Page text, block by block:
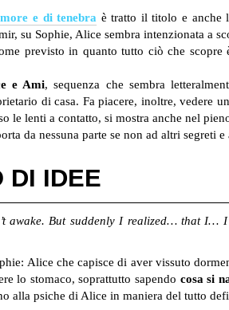
e di tenebra è tratto il titolo e anche
su Sophie, Alice sembra intenzionata a
previsto in quanto tutto ciò che scopre
e Ami, sequenza che sembra
di casa. Fa piacere, inoltre, vedere
le lenti a contatto, si mostra anche nel
da nessuna parte se non ad altri segreti
DI IDEE
awake. But suddenly I realized… that I…
Alice che capisce di aver vissuto
lo stomaco, soprattutto sapendo cosa si
alla psiche di Alice in maniera del tutto